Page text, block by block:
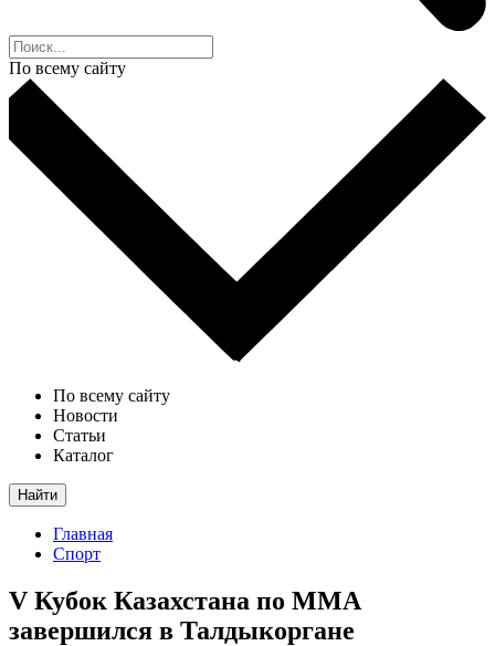
По всему сайту
По всему сайту
Новости
Статьи
Каталог
Найти
Главная
Спорт
V Кубок Казахстана по ММА
завершился в Талдыкоргане